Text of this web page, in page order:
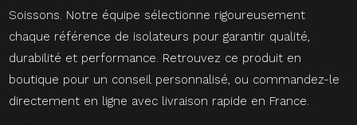
Soissons. Notre équipe sélectionne rigoureusement
chaque référence de isolateurs pour garantir qualité,
durabilité et performance. Retrouvez ce produit en
boutique pour un conseil personnalisé, ou commandez-le
directement en ligne avec livraison rapide en France.